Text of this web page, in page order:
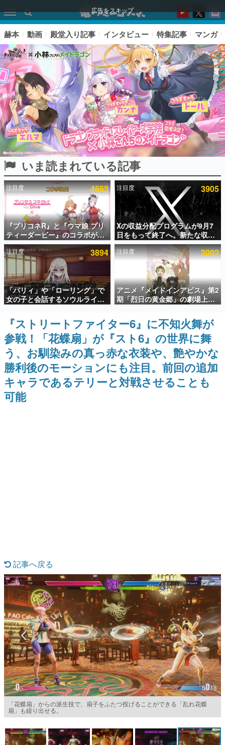
広告をスキップ
ピックアップ
電ファミのいま読まれている記事ランキング
アプリセール情報
インタビュー
連載・特集一覧
殿堂入り記事
SNS拡散数が数千以上！ ページビュー数万以上！ などな
ど。多くの人々に読まれた、電ファミ渾身の“殿堂入り”記
事をまとめました。
ゲームの企画書
名作ゲームクリエイターの方々に製作時のエピソードをお
聞きし、ヒットする企画（ゲーム）とは何か？を探ってい
きます。
この物語を解いてはいけない。『赫本』は、〈試験問題〉
の形をした短編ホラー小説集です。
具体的な形から解き明かしていく、硬派で骨太な評論連載
です。
ゲームが変えた日本語
「経験値」「裏技」「ラスボス」… ゲームにまつわる言葉
の起源や用法の変遷を、コンピューター文化史研究家・タ
イニーP氏が徹底調査。
カテゴリ
特集記事
マンガ
女性向け
アプリレビュー
赫本 動画 殿堂入り記事 インタビュー 特集記事 マンガ
いま読まれている記事
注目度 4653
『プリコネR』と『ウマ娘 プリ
ティーダービー』のコラボが決
定！“最大170連無料”の8.5周年
キャンペーンなども発表
注目度 3905
Xの収益分配プログラムが9月7
日をもって終了へ。新たな収益
化制度「Original Content
Rewards Program」を発表
注目度 3894
「パリィ」や「ローリング」で
女の子と会話するソウルライク
恋愛ゲーム『小早川さんはソウ
ルライク』無料公開。返事に失
敗すると「YOU DIED」
注目度 2002
アニメ『メイドインアビス』第2
期「烈日の黄金郷」の劇場上映
が決定！レグ役・伊瀬茉莉也さ
んらが登壇する舞台挨拶も実施
『ストリートファイター6』に不知火舞が
参戦！「花蝶扇」が『スト6』の世界に舞
う、お馴染みの真っ赤な衣装や、艶やかな
勝利後のモーションにも注目。前回の追加
キャラであるテリーと対戦させることも
可能
記事へ戻る
5 / 18
「花蝶扇」からの派生技で、扇子をふたつ投げることができる「乱れ花蝶
扇」も繰り出せる。